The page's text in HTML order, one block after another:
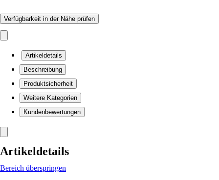
Verfügbarkeit in der Nähe prüfen
Artikeldetails
Beschreibung
Produktsicherheit
Weitere Kategorien
Kundenbewertungen
Artikeldetails
Bereich überspringen